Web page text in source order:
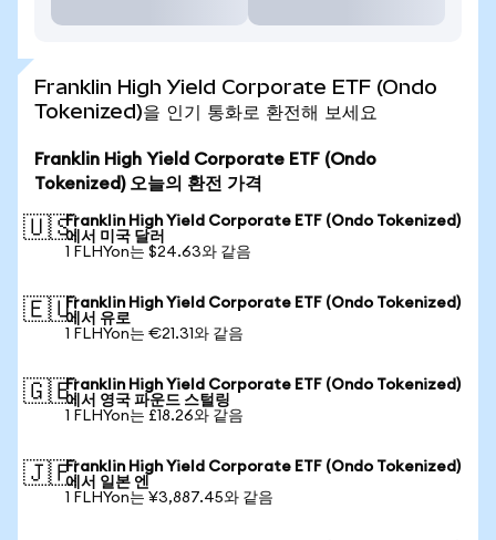
Franklin High Yield Corporate ETF (Ondo
Tokenized)을 인기 통화로 환전해 보세요
Franklin High Yield Corporate ETF (Ondo
Tokenized) 오늘의 환전 가격
🇺🇸Franklin High Yield Corporate ETF (Ondo Tokenized)
에서 미국 달러
1 FLHYon는 $24.63와 같음
🇪🇺Franklin High Yield Corporate ETF (Ondo Tokenized)
에서 유로
1 FLHYon는 €21.31와 같음
🇬🇧Franklin High Yield Corporate ETF (Ondo Tokenized)
에서 영국 파운드 스털링
1 FLHYon는 £18.26와 같음
🇯🇵Franklin High Yield Corporate ETF (Ondo Tokenized)
에서 일본 엔
1 FLHYon는 ¥3,887.45와 같음